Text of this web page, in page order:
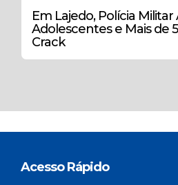
Em Lajedo, Polícia
Adolescentes e Mais de
Crack
Acesso Rápido